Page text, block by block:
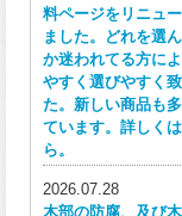
料ページをリニュ
ました。どれを選
か迷われてる方に
やすく選びやすく
た。新しい商品も
ています。詳しく
ら。
2026.07.28
木部の防腐、及び